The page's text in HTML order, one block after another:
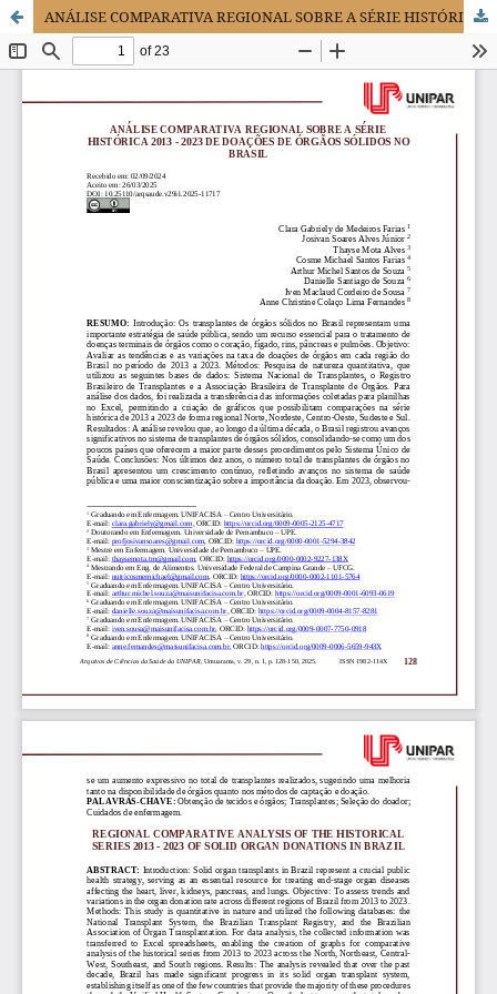
ANÁLISE COMPARATIVA REGIONAL SOBRE A SÉRIE HISTÓRICA 2013 - 2023 DE DOAÇÕES DE ÓRGÃOS SÓLIDOS NO BRASIL